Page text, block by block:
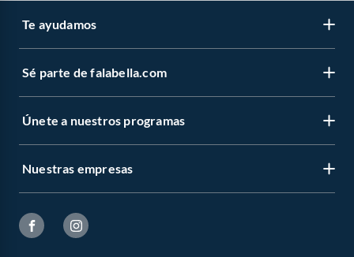
Te ayudamos
Sé parte de falabella.com
Únete a nuestros programas
Nuestras empresas